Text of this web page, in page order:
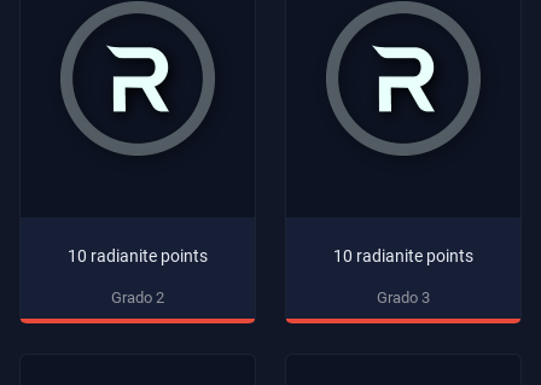
10 radianite points
Grado 2
10 radianite points
Grado 3